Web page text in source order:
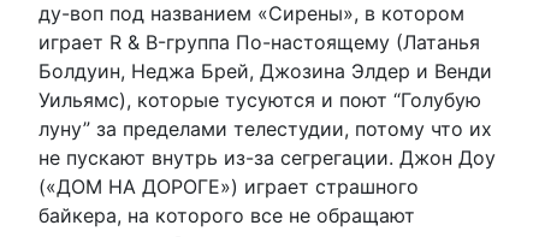
ду-воп под названием «Сирены», в котором
играет R & B-группа По-настоящему (Латанья
Болдуин, Неджа Брей, Джозина Элдер и Венди
Уильямс), которые тусуются и поют “Голубую
луну” за пределами телестудии, потому что их
не пускают внутрь из-за сегрегации. Джон Доу
(«ДОМ НА ДОРОГЕ») играет страшного
байкера, на которого все не обращают